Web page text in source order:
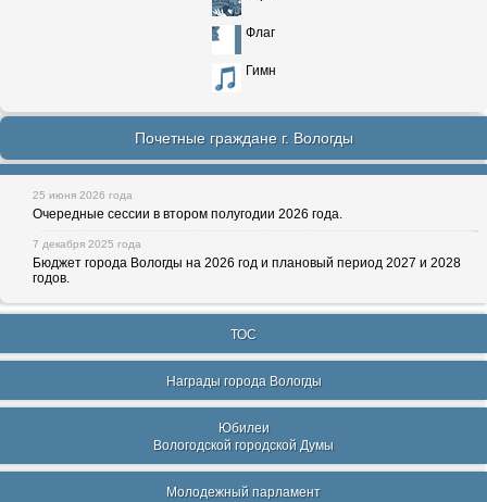
Флаг
Гимн
Почетные граждане г. Вологды
25 июня 2026 года
Очередные сессии в втором полугодии 2026 года.
7 декабря 2025 года
Бюджет города Вологды на 2026 год и плановый период 2027 и 2028
годов.
ТОС
Награды города Вологды
Юбилеи
Вологодской городской Думы
Молодежный парламент